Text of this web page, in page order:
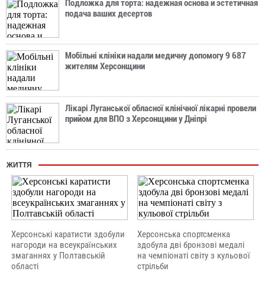
Подложка для торта: надежная основа и эстетичная
подача ваших десертов
Мобільні клініки надали медичну допомогу 9 687
жителям Херсонщини
Лікарі Луганської обласної клінічної лікарні провели
прийом для ВПО з Херсонщини у Дніпрі
ЖИТТЯ
Херсонські каратисти здобули
нагороди на всеукраїнських
змаганнях у Полтавській
області
Херсонська спортсменка
здобула дві бронзові медалі
на чемпіонаті світу з кульової
стрільби